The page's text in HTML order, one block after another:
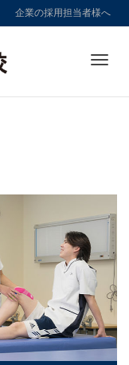
企業の採用担当者様へ